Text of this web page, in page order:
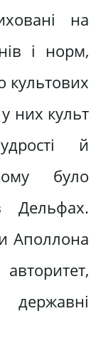
на
і норм,
культових
них культ
й
було
Дельфах.
Аполлона